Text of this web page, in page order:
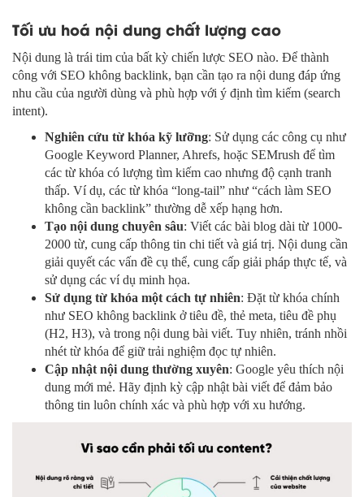
Tối ưu hoá nội dung chất lượng cao
Nội dung là trái tim của bất kỳ chiến lược SEO nào. Để thành
công với SEO không backlink, bạn cần tạo ra nội dung đáp ứng
nhu cầu của người dùng và phù hợp với ý định tìm kiếm (search
intent).
Nghiên cứu từ khóa kỹ lưỡng: Sử dụng các công cụ như
Google Keyword Planner, Ahrefs, hoặc SEMrush để tìm
các từ khóa có lượng tìm kiếm cao nhưng độ cạnh tranh
thấp. Ví dụ, các từ khóa “long-tail” như “cách làm SEO
không cần backlink” thường dễ xếp hạng hơn.
Tạo nội dung chuyên sâu: Viết các bài blog dài từ 1000-
2000 từ, cung cấp thông tin chi tiết và giá trị. Nội dung cần
giải quyết các vấn đề cụ thể, cung cấp giải pháp thực tế, và
sử dụng các ví dụ minh họa.
Sử dụng từ khóa một cách tự nhiên: Đặt từ khóa chính
như SEO không backlink ở tiêu đề, thẻ meta, tiêu đề phụ
(H2, H3), và trong nội dung bài viết. Tuy nhiên, tránh nhồi
nhét từ khóa để giữ trải nghiệm đọc tự nhiên.
Cập nhật nội dung thường xuyên: Google yêu thích nội
dung mới mẻ. Hãy định kỳ cập nhật bài viết để đảm bảo
thông tin luôn chính xác và phù hợp với xu hướng.